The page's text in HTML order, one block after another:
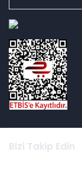
Bizi Takip Edin